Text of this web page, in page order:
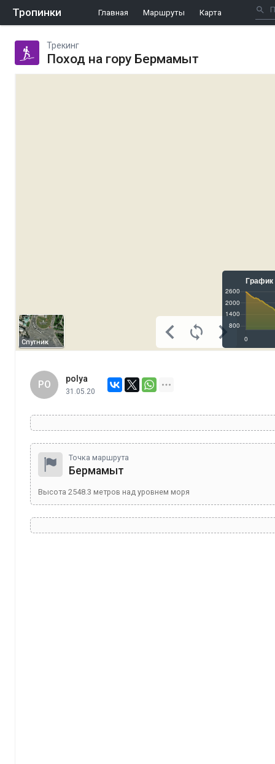
Тропинки Главная Маршруты Карта
Трекинг
Поход на гору Бермамыт
Спутник
PO
polya
31.05.20
Точка маршрута
Бермамыт
Высота 2548.3 метров над уровнем моря